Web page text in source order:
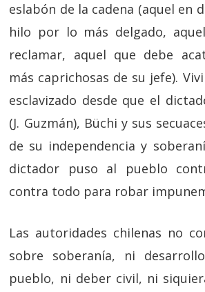
eslabón de la cadena (aquel en
hilo por lo más delgado,
reclamar, aquel que debe
más caprichosas de su jefe).
esclavizado desde que el
(J. Guzmán), Büchi y sus
de su independencia y
dictador puso al pueblo
contra todo para robar
Las autoridades chilenas no
sobre soberanía, ni
pueblo, ni deber civil, ni